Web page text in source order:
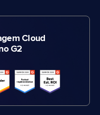
Cloud
G2